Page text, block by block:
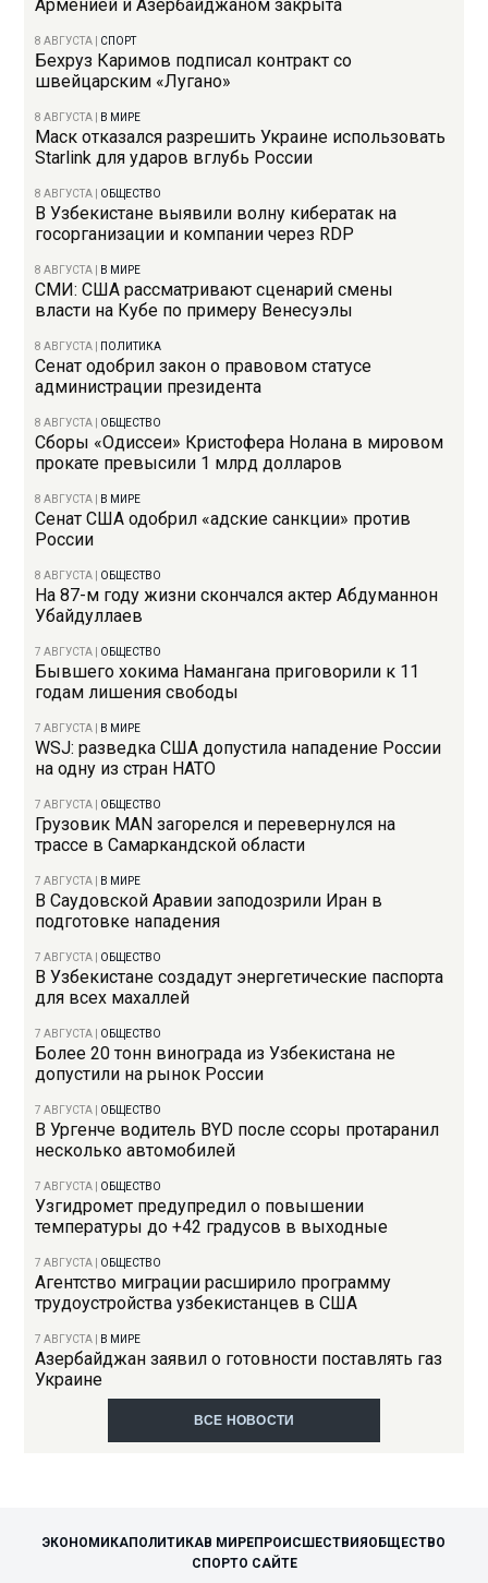
Арменией и Азербайджаном закрыта
8 АВГУСТА СПОРТ
Бехруз Каримов подписал контракт со
швейцарским «Лугано»
8 АВГУСТА В МИРЕ
Маск отказался разрешить Украине использовать
Starlink для ударов вглубь России
8 АВГУСТА ОБЩЕСТВО
В Узбекистане выявили волну кибератак на
госорганизации и компании через RDP
8 АВГУСТА В МИРЕ
СМИ: США рассматривают сценарий смены
власти на Кубе по примеру Венесуэлы
8 АВГУСТА ПОЛИТИКА
Сенат одобрил закон о правовом статусе
администрации президента
8 АВГУСТА ОБЩЕСТВО
Сборы «Одиссеи» Кристофера Нолана в мировом
прокате превысили 1 млрд долларов
8 АВГУСТА В МИРЕ
Сенат США одобрил «адские санкции» против
России
8 АВГУСТА ОБЩЕСТВО
На 87-м году жизни скончался актер Абдуманнон
Убайдуллаев
7 АВГУСТА ОБЩЕСТВО
Бывшего хокима Намангана приговорили к 11
годам лишения свободы
7 АВГУСТА В МИРЕ
WSJ: разведка США допустила нападение России
на одну из стран НАТО
7 АВГУСТА ОБЩЕСТВО
Грузовик MAN загорелся и перевернулся на
трассе в Самаркандской области
7 АВГУСТА В МИРЕ
В Саудовской Аравии заподозрили Иран в
подготовке нападения
7 АВГУСТА ОБЩЕСТВО
В Узбекистане создадут энергетические паспорта
для всех махаллей
7 АВГУСТА ОБЩЕСТВО
Более 20 тонн винограда из Узбекистана не
допустили на рынок России
7 АВГУСТА ОБЩЕСТВО
В Ургенче водитель BYD после ссоры протаранил
несколько автомобилей
7 АВГУСТА ОБЩЕСТВО
Узгидромет предупредил о повышении
температуры до +42 градусов в выходные
7 АВГУСТА ОБЩЕСТВО
Агентство миграции расширило программу
трудоустройства узбекистанцев в США
7 АВГУСТА В МИРЕ
Азербайджан заявил о готовности поставлять газ
Украине
ВСЕ НОВОСТИ
ЭКОНОМИКАПОЛИТИКАВ МИРЕПРОИСШЕСТВИЯ ОБЩЕСТВО
СПОРТО САЙТЕ